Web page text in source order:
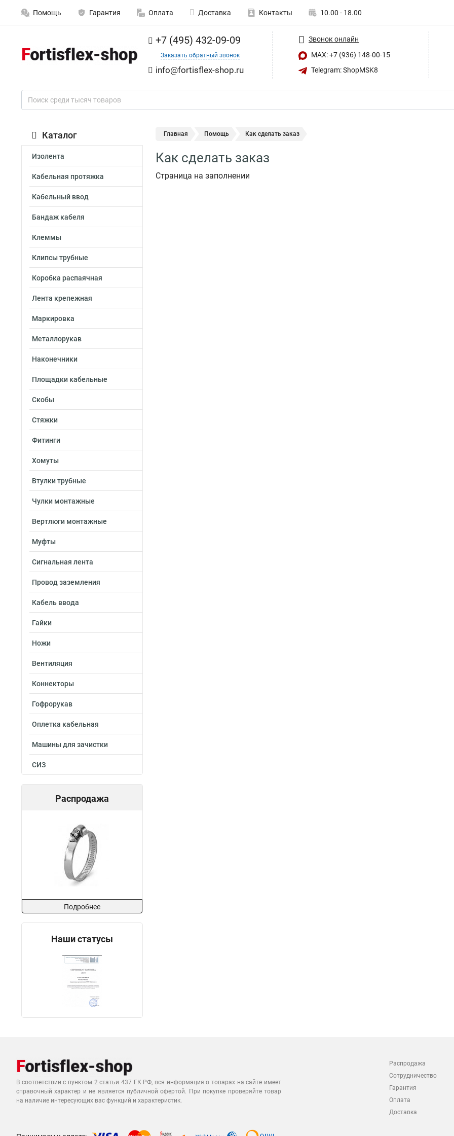
Помощь Гарантия Оплата Доставка Контакты 10.00 - 18.00
+7 (495) 432-09-09
Заказать обратный звонок
info@fortisflex-shop.ru
Звонок онлайн
MAX: +7 (936) 148-00-15
Telegram: ShopMSK8
Каталог
Изолента
Кабельная протяжка
Кабельный ввод
Бандаж кабеля
Клеммы
Клипсы трубные
Коробка распаячная
Лента крепежная
Маркировка
Металлорукав
Наконечники
Площадки кабельные
Скобы
Стяжки
Фитинги
Хомуты
Втулки трубные
Чулки монтажные
Вертлюги монтажные
Муфты
Сигнальная лента
Провод заземления
Кабель ввода
Гайки
Ножи
Вентиляция
Коннекторы
Гофрорукав
Оплетка кабельная
Машины для зачистки
СИЗ
Распродажа
Подробнее
Наши статусы
Главная Помощь Как сделать заказ
Как сделать заказ
Страница на заполнении
В соответствии с пунктом 2 статьи 437 ГК РФ, вся информация о товарах на сайте имеет
справочный характер и не является публичной офертой. При покупке проверяйте товар
на наличие интересующих вас функций и характеристик.
Распродажа
Сотрудничество
Гарантия
Оплата
Доставка